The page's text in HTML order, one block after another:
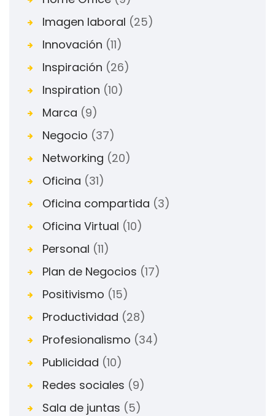
Imagen laboral (25)
Innovación (11)
Inspiración (26)
Inspiration (10)
Marca (9)
Negocio (37)
Networking (20)
Oficina (31)
Oficina compartida (3)
Oficina Virtual (10)
Personal (11)
Plan de Negocios (17)
Positivismo (15)
Productividad (28)
Profesionalismo (34)
Publicidad (10)
Redes sociales (9)
Sala de juntas (5)